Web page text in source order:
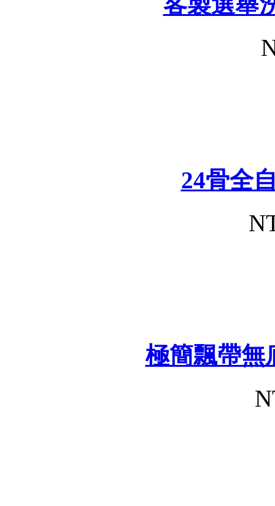
24骨全
極簡飄帶無